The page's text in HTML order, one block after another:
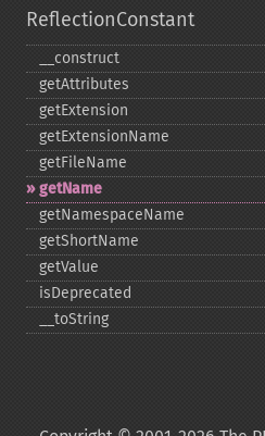
ReflectionConstant
_​_​construct
getAttributes
getExtension
getExtensionName
getFileName
getName
getNamespaceName
getShortName
getValue
isDeprecated
_​_​toString